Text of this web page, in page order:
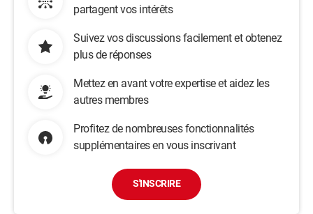
partagent vos intérêts
Suivez vos discussions facilement et obtenez
plus de réponses
Mettez en avant votre expertise et aidez les
autres membres
Profitez de nombreuses fonctionnalités
supplémentaires en vous inscrivant
S'INSCRIRE